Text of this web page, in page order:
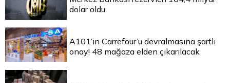
dolar oldu
A101’in Carrefour’u devralmasına şartlı
onay! 48 mağaza elden çıkarılacak